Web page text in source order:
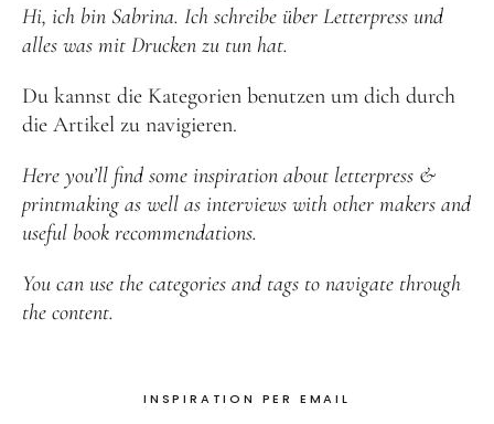
Hi, ich bin Sabrina. Ich schreibe über Letterpress und
alles was mit Drucken zu tun hat.
Du kannst die Kategorien benutzen um dich durch
die Artikel zu navigieren.
Here you’ll find some inspiration about letterpress &
printmaking as well as interviews with other makers and
useful book recommendations.
You can use the categories and tags to navigate through
the content.
INSPIRATION PER EMAIL